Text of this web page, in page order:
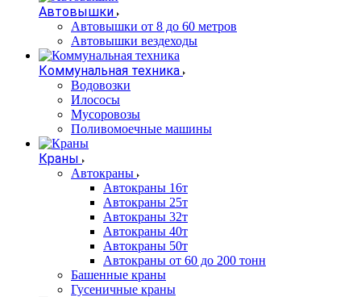
Автовышки
Автовышки от 8 до 60 метров
Автовышки вездеходы
Коммунальная техника
Водовозки
Илососы
Мусоровозы
Поливомоечные машины
Краны
Автокраны
Автокраны 16т
Автокраны 25т
Автокраны 32т
Автокраны 40т
Автокраны 50т
Автокраны от 60 до 200 тонн
Башенные краны
Гусеничные краны